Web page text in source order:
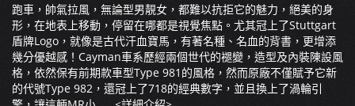
跑車，帥氣拉風，無論型男靚女，都難以抗拒它的魅力，絕美的身
形，在地表上移動，停留在哪都是視覺焦點。尤其冠上了Stuttgart
盾牌Logo，就像是古代汗血寶馬，有著名種、名血的背書，更增添
幾分優越感！Cayman車系歷經兩個世代的褪變，造型及內裝陳設風
格，依然保有前期款車型Type 981的風格，然而原廠不僅賦予它新
的代號Type 982，還冠上了718的經典數字，並且換上了渦輪引